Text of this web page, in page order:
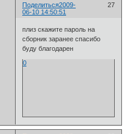
Поделиться 27
2009-
06-10 14:50:51
плиз скажите пароль на
сборник заранее спасибо
буду благодарен
0